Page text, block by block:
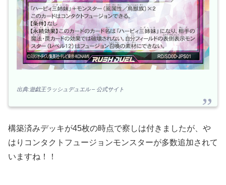
出典:遊戯王ラッシュデュエル – 公式サイト
構築済みデッキが45枚の時点で察しは付きましたが、や
はりコンタクトフュージョンモンスターが多数追加されて
いますね！！